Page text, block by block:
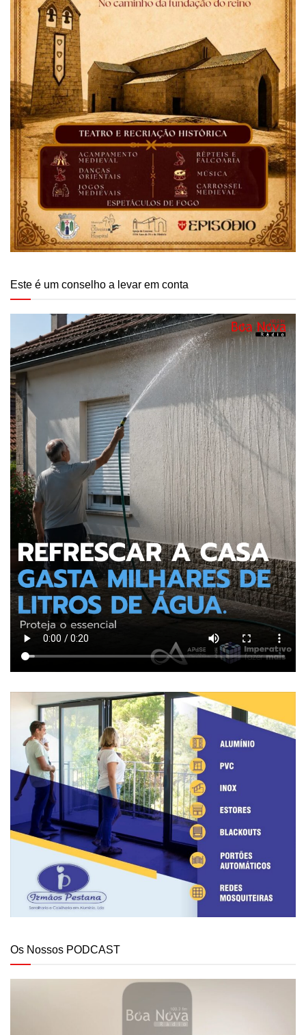
Este é um conselho a levar em conta
Os Nossos PODCAST